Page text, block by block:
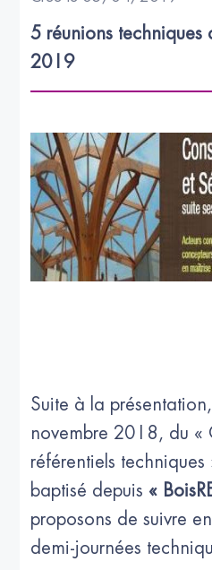
5 réunions techniques
2019
Suite à la
novembre 2018, du «
référentiels
baptisé depuis «
proposons de suivre
demi-journées